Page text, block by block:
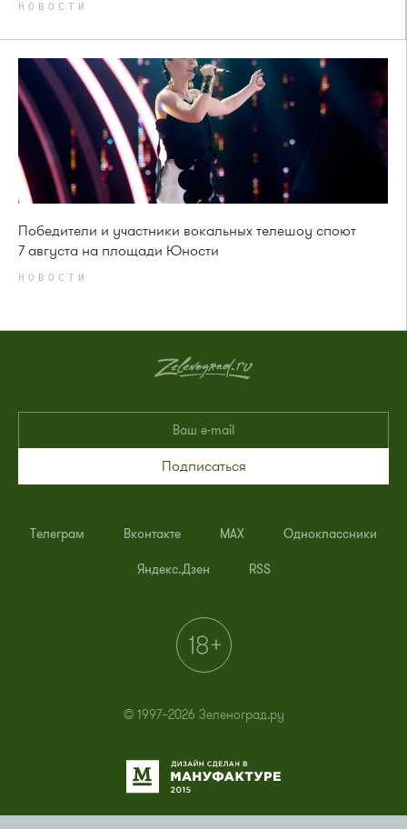
НОВОСТИ
Победители и участники вокальных телешоу споют
7 августа на площади Юности
НОВОСТИ
Подписаться
Телеграм Вконтакте MAX Одноклассники
Яндекс.Дзен RSS
© 1997–2026 Зеленоград.ру